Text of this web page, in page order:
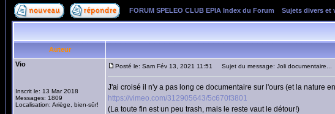
FORUM SPELEO CLUB EPIA Index du Forum Sujets divers et
Auteur
Vio
Inscrit le: 13 Mar 2018
Messages: 1809
Localisation: Ariège, bien-sûr!
Posté le: Sam Fév 13, 2021 11:51 Sujet du message: Joli documentaire...
J'ai croisé il n'y a pas long ce documentaire sur l'ours (et la nature
https://vimeo.com/312905643/5c670f3801
(La toute fin est un peu trash, mais le reste vaut le détour!)